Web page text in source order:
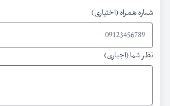
شماره همراه (اختیاری)
نظر شما (اجباری)